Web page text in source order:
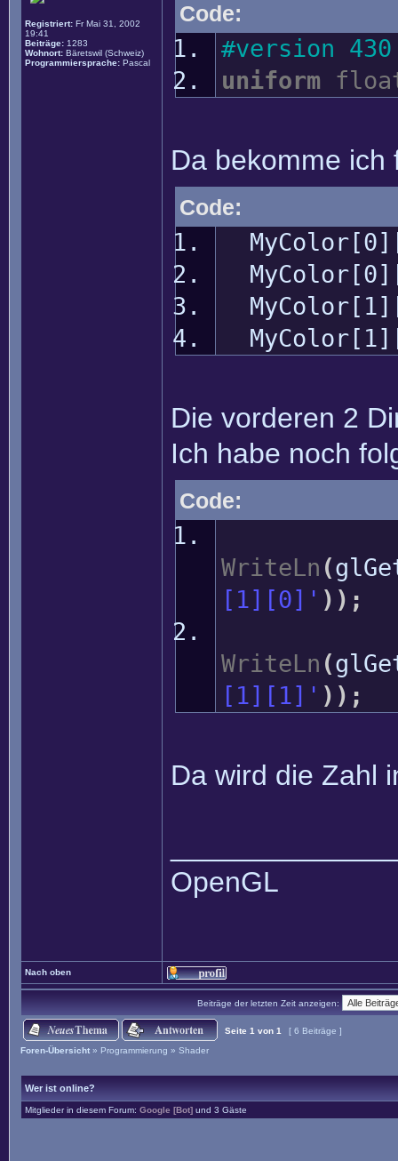
Registriert: Fr Mai 31, 2002
19:41
Beiträge: 1283
Wohnort: Bäretswil (Schweiz)
Programmiersprache: Pascal
Code:
#version 430
uniform
Da bekomme ich
Code:
Die vorderen 2
Ich habe noch
Code:
WriteLn (
[1][0]' ) ) ;
WriteLn (
[1][1]' ) ) ;
Da wird die Zahl
OpenGL
Nach oben
Beiträge der letzten Zeit anzeigen:
Seite 1 von 1
[ 6 Beiträge ]
Foren-Übersicht » Programmierung » Shader
Wer ist online?
Mitglieder in diesem Forum: Google [Bot] und 3 Gäste